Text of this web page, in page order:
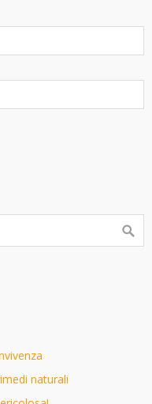
naturali